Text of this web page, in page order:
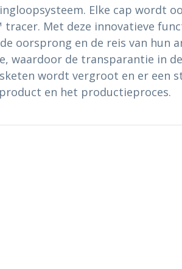
Elke cap wordt
tracer. Met deze innovatieve
oorsprong en de reis van hun
waardoor de transparantie in de
wordt vergroot en er een
en het productieproces.